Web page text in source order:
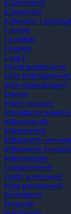
Kątomierze0
Kątowniki0
Kątowniki i
Lasery0
Liczniki0
Liniały0
Lupy1
Macki pomiarowe0
Małe Refraktometry
Małe sprawdziany0
Miary0
Miary stalowe0
Mierniki do pomiaru
Mikrokatory0
Mikrometry0
Mikrometry
Mikrometry
Mikroskopy0
Obrotomierze0
Płytki wzorcowe0
Płyty pomiarowe0
Poziomice0
Pryzmy0